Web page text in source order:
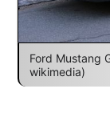
Ford Mustang
wikimedia)